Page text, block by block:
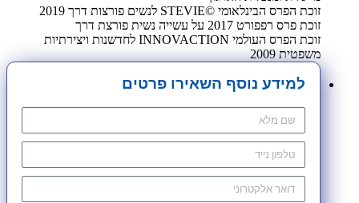
זוכת הפרס הבינלאומי ©STEVIE לנשים פורצות דרך 2019
זוכת פרס רפפורט 2017 על עשייה נשית פורצת דרך
זוכת הפרס העולמי INNOVACTION לחדשנות ויצירתיות
משפטית 2009
למידע נוסף השאירו פרטים